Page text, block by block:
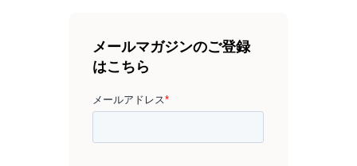
メールマガジンのご登録
はこちら